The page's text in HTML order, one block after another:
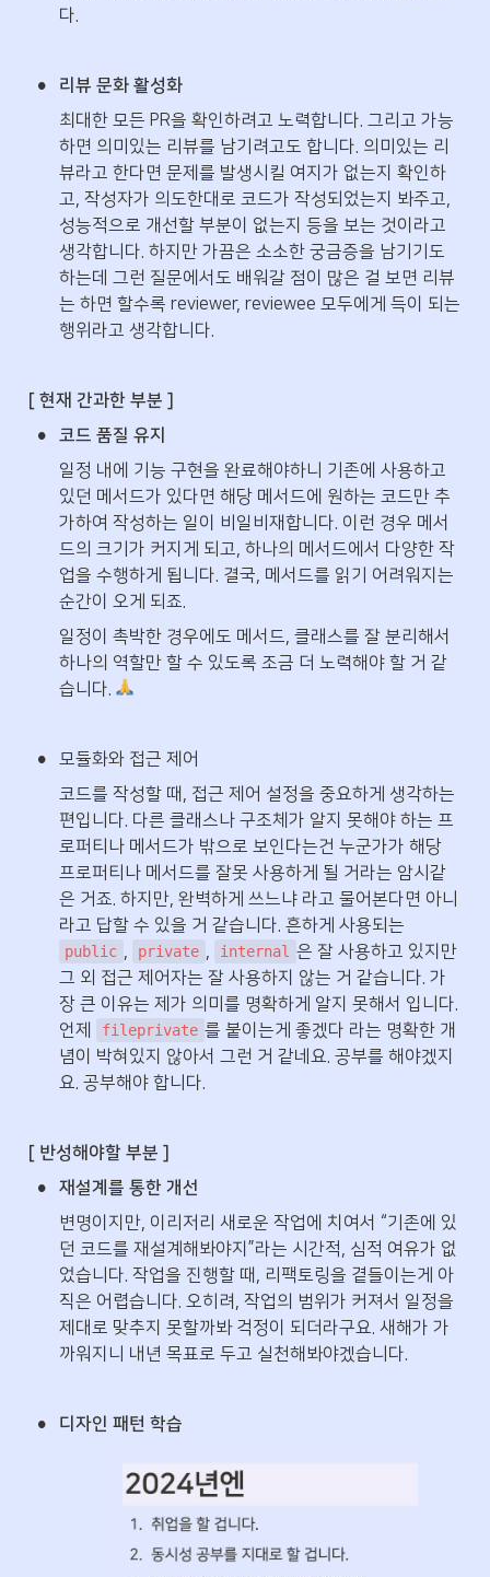
다.
•
리뷰 문화 활성화
최대한 모든 PR을 확인하려고 노력합니다. 그리고 가능
하면 의미있는 리뷰를 남기려고도 합니다. 의미있는 리
뷰라고 한다면 문제를 발생시킬 여지가 없는지 확인하
고, 작성자가 의도한대로 코드가 작성되었는지 봐주고,
성능적으로 개선할 부분이 없는지 등을 보는 것이라고
생각합니다. 하지만 가끔은 소소한 궁금증을 남기기도
하는데 그런 질문에서도 배워갈 점이 많은 걸 보면 리뷰
는 하면 할수록 reviewer, reviewee 모두에게 득이 되는
행위라고 생각합니다.
[ 현재 간과한 부분 ]
•
코드 품질 유지
일정 내에 기능 구현을 완료해야하니 기존에 사용하고
있던 메서드가 있다면 해당 메서드에 원하는 코드만 추
가하여 작성하는 일이 비일비재합니다. 이런 경우 메서
드의 크기가 커지게 되고, 하나의 메서드에서 다양한 작
업을 수행하게 됩니다. 결국, 메서드를 읽기 어려워지는
순간이 오게 되죠.
일정이 촉박한 경우에도 메서드, 클래스를 잘 분리해서
하나의 역할만 할 수 있도록 조금 더 노력해야 할 거 같
습니다.
•
모듈화와 접근 제어
코드를 작성할 때, 접근 제어 설정을 중요하게 생각하는
편입니다. 다른 클래스나 구조체가 알지 못해야 하는 프
로퍼티나 메서드가 밖으로 보인다는건 누군가가 해당
프로퍼티나 메서드를 잘못 사용하게 될 거라는 암시같
은 거죠. 하지만, 완벽하게 쓰느냐 라고 물어본다면 아니
public , private , internal 은 잘 사용하고 있지만
그 외 접근 제어자는 잘 사용하지 않는 거 같습니다. 가
장 큰 이유는 제가 의미를 명확하게 알지 못해서 입니다.
언제
fileprivate 를 붙이는게 좋겠다 라는 명확한 개
념이 박혀있지 않아서 그런 거 같네요. 공부를 해야겠지
요. 공부해야 합니다.
[ 반성해야할 부분 ]
•
재설계를 통한 개선
변명이지만, 이리저리 새로운 작업에 치여서 “기존에 있
던 코드를 재설계해봐야지”라는 시간적, 심적 여유가 없
었습니다. 작업을 진행할 때, 리팩토링을 곁들이는게 아
직은 어렵습니다. 오히려, 작업의 범위가 커져서 일정을
제대로 맞추지 못할까봐 걱정이 되더라구요. 새해가 가
까워지니 내년 목표로 두고 실천해봐야겠습니다.
• 디자인 패턴 학습